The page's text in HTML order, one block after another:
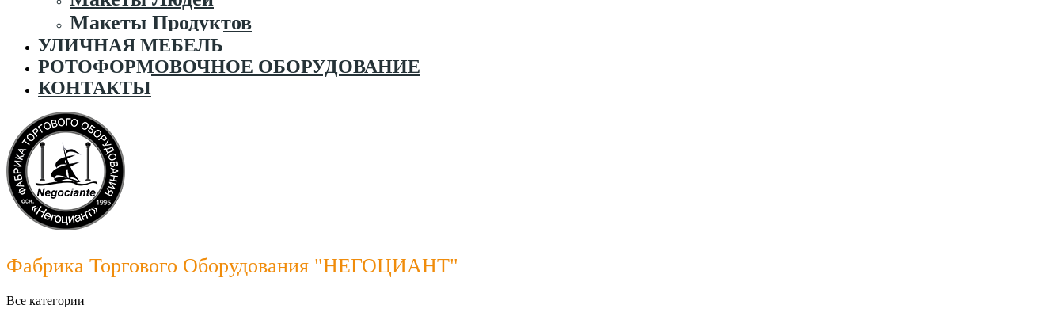
Макеты Продуктов
УЛИЧНАЯ МЕБЕЛЬ
РОТОФОРМОВОЧНОЕ ОБОРУДОВАНИЕ
КОНТАКТЫ
Фабрика Торгового Оборудования "НЕГОЦИАНТ"
Все категории